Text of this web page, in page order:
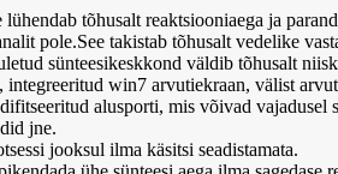
tõhusalt reaktsiooniaega ja
pole.See takistab tõhusalt vedelike
sünteesikeskkond väldib tõhusalt
win7 arvutiekraan, välist
alusporti, mis võivad
jne.
jooksul ilma käsitsi seadistamata.